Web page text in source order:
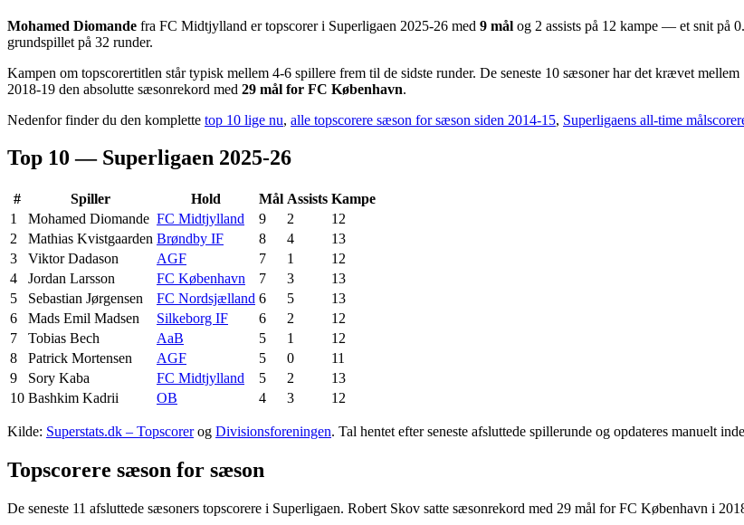
Mohamed Diomande fra FC Midtjylland er topscorer i Superligaen 2025-26 med 9 mål og 2 assists på 12 kampe — et snit på
grundspillet på 32 runder.
Kampen om topscorertitlen står typisk mellem 4-6 spillere frem til de sidste runder. De seneste 10 sæsoner har det krævet
2018-19 den absolutte sæsonrekord med 29 mål for FC København.
Nedenfor finder du den komplette top 10 lige nu, alle topscorere sæson for sæson siden 2014-15, Superligaens all-time
Top 10 — Superligaen 2025-26
# Spiller Hold Mål Assists Kampe
1
Mohamed Diomande FC Midtjylland 9 2
12
2
Mathias Kvistgaarden Brøndby IF 8 4
13
3
Viktor Dadason AGF 7 1
12
4
Jordan Larsson FC København 7 3
13
5
Sebastian Jørgensen FC Nordsjælland 6 5
13
6
Mads Emil Madsen Silkeborg IF 6 2
12
7
Tobias Bech AaB 5 1
12
8
Patrick Mortensen AGF 5 0
11
9
Sory Kaba FC Midtjylland 5 2
13
10 Bashkim Kadrii OB 4 3 12
Kilde: Superstats.dk – Topscorer og Divisionsforeningen. Tal hentet efter seneste afsluttede spillerunde og opdateres manuelt
Topscorere sæson for sæson
De seneste 11 afsluttede sæsoners topscorere i Superligaen. Robert Skov satte sæsonrekord med 29 mål for FC København i